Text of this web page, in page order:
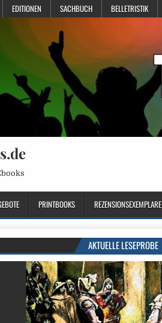
EDITIONEN SACHBUCH BELLETRISTIK
PRINTBOOKS REZENSIONSEXEMPLARE
AKTUELLE LESEPROBE